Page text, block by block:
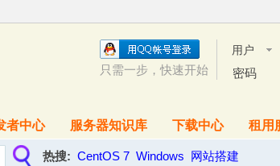
用户
名
密码
只需一步，快速开始
者中心 服务器知识库 下载中心 租用
热搜: CentOS 7 Windows 网站搭建